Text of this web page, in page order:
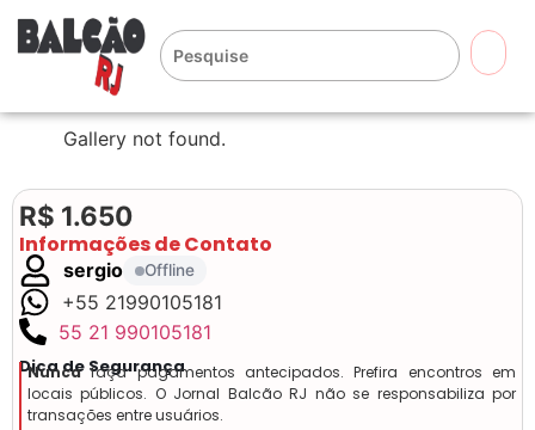
Gallery not found.
R$ 1.650
Informações de Contato
sergio Offline
+55 21990105181
55 21 990105181
Dica de Segurança
Nuncafaça pagamentos antecipados. Prefira encontros em
locais públicos. O Jornal Balcão RJ não se responsabiliza por
transações entre usuários.